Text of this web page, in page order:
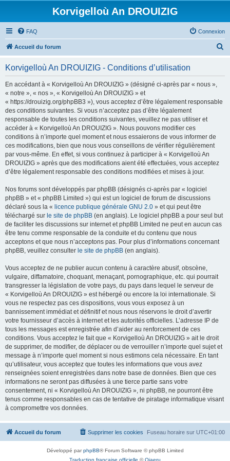
Korvigelloù An DROUIZIG
FAQ Connexion
Accueil du forum
Korvigelloù An DROUIZIG - Conditions d’utilisation
En accédant à « Korvigelloù An DROUIZIG » (désigné ci-après par « nous »,
« notre », « nos », « Korvigelloù An DROUIZIG » et
« https://drouizig.org/phpBB3 »), vous acceptez d’être légalement responsable
des conditions suivantes. Si vous n’acceptez pas d’être légalement
responsable de toutes les conditions suivantes, veuillez ne pas utiliser et
accéder à « Korvigelloù An DROUIZIG ». Nous pouvons modifier ces
conditions à n’importe quel moment et nous essaierons de vous informer de
ces modifications, bien que nous vous conseillons de vérifier régulièrement
par vous-même. En effet, si vous continuez à participer à « Korvigelloù An
DROUIZIG » après que des modifications aient été effectuées, vous acceptez
d’être légalement responsable des conditions modifiées et mises à jour.
Nos forums sont développés par phpBB (désignés ci-après par « logiciel
phpBB » et « phpBB Limited ») qui est un logiciel de forum de discussions
déclaré sous la « licence publique générale GNU 2.0 » et qui peut être
téléchargé sur le site de phpBB (en anglais). Le logiciel phpBB a pour seul but
de faciliter les discussions sur internet et phpBB Limited ne peut en aucun cas
être tenu comme responsable de la conduite et du contenu que nous
acceptons et que nous n’acceptons pas. Pour plus d’informations concernant
phpBB, veuillez consulter le site de phpBB (en anglais).
Vous acceptez de ne publier aucun contenu à caractère abusif, obscène,
vulgaire, diffamatoire, choquant, menaçant, pornographique, etc. qui pourrait
transgresser la législation de votre pays, du pays dans lequel le serveur de
« Korvigelloù An DROUIZIG » est hébergé ou encore la loi internationale. Si
vous ne respectez pas ces dispositions, vous vous exposez à un
bannissement immédiat et définitif et nous nous réservons le droit d’avertir
votre fournisseur d’accès à internet et les autorités officielles. L’adresse IP de
tous les messages est enregistrée afin d’aider au renforcement de ces
conditions. Vous acceptez le fait que « Korvigelloù An DROUIZIG » ait le droit
de supprimer, de modifier, de déplacer ou de verrouiller n’importe quel sujet et
message à n’importe quel moment si nous estimons cela nécessaire. En tant
qu’utilisateur, vous acceptez que toutes les informations que vous avez
renseignées soient enregistrées dans notre base de données. Bien que ces
informations ne seront pas diffusées à une tierce partie sans votre
consentement, ni « Korvigelloù An DROUIZIG », ni phpBB, ne pourront être
tenus comme responsables en cas de tentative de piratage informatique visant
à compromettre vos données.
Accueil du forum Fuseau horaire sur UTC+01:00
Supprimer les cookies
Développé parphpBB® Forum Software © phpBB Limited
Traduction française officielle ©Qiaeru